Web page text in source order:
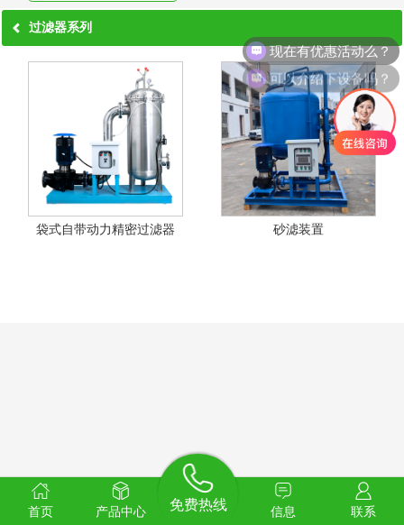
过滤器系列
袋式自带动力精密过滤器 砂滤装置
首页 产品中心 信息 联系
免费热线
可以介绍下设备吗？
现在有优惠活动么？